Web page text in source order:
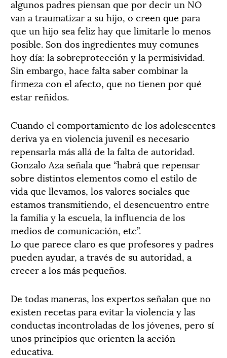
algunos padres piensan que por decir un NO
van a traumatizar a su hijo, o creen que para
que un hijo sea feliz hay que limitarle lo menos
posible. Son dos ingredientes muy comunes
hoy día: la sobreprotección y la permisividad.
Sin embargo, hace falta saber combinar la
firmeza con el afecto, que no tienen por qué
estar reñidos.
Cuando el comportamiento de los adolescentes
deriva ya en violencia juvenil es necesario
repensarla más allá de la falta de autoridad.
Gonzalo Aza señala que “habrá que repensar
sobre distintos elementos como el estilo de
vida que llevamos, los valores sociales que
estamos transmitiendo, el desencuentro entre
la familia y la escuela, la influencia de los
medios de comunicación, etc”.
Lo que parece claro es que profesores y padres
pueden ayudar, a través de su autoridad, a
crecer a los más pequeños.
De todas maneras, los expertos señalan que no
existen recetas para evitar la violencia y las
conductas incontroladas de los jóvenes, pero sí
unos principios que orienten la acción
educativa.